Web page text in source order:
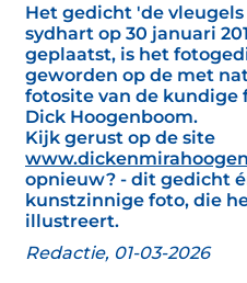
Het gedicht 'de
sydhart op 30 januari
geplaatst, is het
geworden op de met
fotosite van de kundige
Dick Hoogenboom.
Kijk gerust op de site
opnieuw? - dit gedicht
kunstzinnige foto, die
illustreert.
Redactie, 01-03-2026